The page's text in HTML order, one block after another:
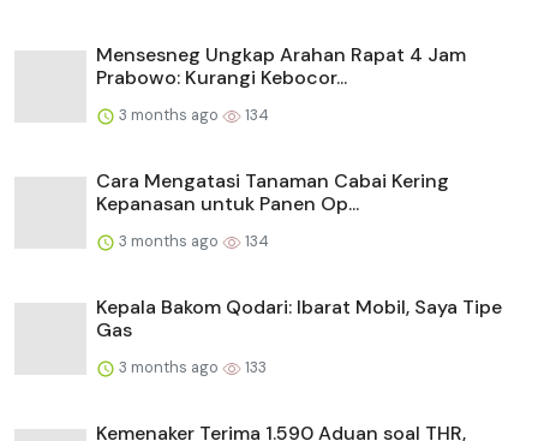
Mensesneg Ungkap Arahan Rapat 4 Jam
Prabowo: Kurangi Kebocor...
3 months ago 134
Cara Mengatasi Tanaman Cabai Kering
Kepanasan untuk Panen Op...
3 months ago 134
Kepala Bakom Qodari: Ibarat Mobil, Saya Tipe
Gas
3 months ago 133
Kemenaker Terima 1.590 Aduan soal THR,